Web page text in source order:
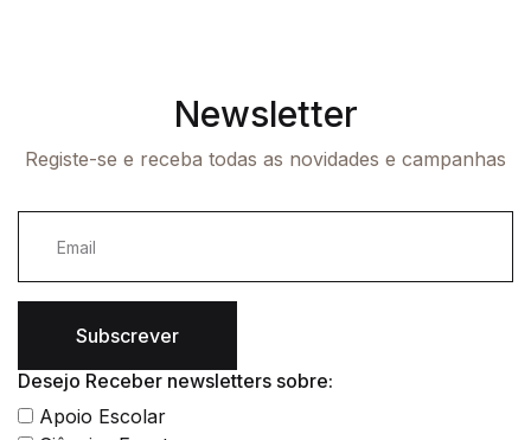
Newsletter
Registe-se e receba todas as novidades e campanhas
Subscrever
Desejo Receber newsletters sobre:
Apoio Escolar